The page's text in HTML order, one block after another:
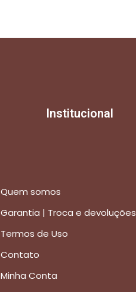
Institucional
Quem somos
Garantia | Troca e devoluções
Termos de Uso
Contato
Minha Conta